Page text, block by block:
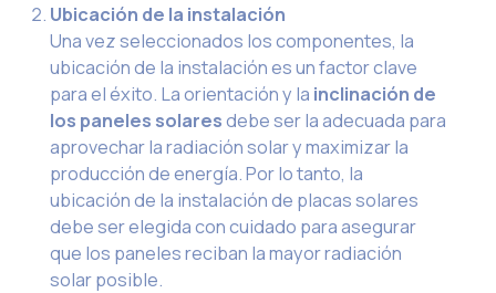
Ubicación de la instalación
Una vez seleccionados los componentes, la
ubicación de la instalación es un factor clave
para el éxito. La orientación y la inclinación de
los paneles solaresdebe ser la adecuada para
aprovechar la radiación solar y maximizar la
producción de energía. Por lo tanto, la
ubicación de la instalación de placas solares
debe ser elegida con cuidado para asegurar
que los paneles reciban la mayor radiación
solar posible.